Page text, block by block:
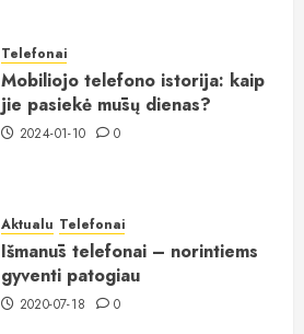
Telefonai
Mobiliojo telefono istorija: kaip
jie pasiekė mūsų dienas?
2024-01-10 0
Aktualu Telefonai
Išmanūs telefonai – norintiems
gyventi patogiau
2020-07-18 0